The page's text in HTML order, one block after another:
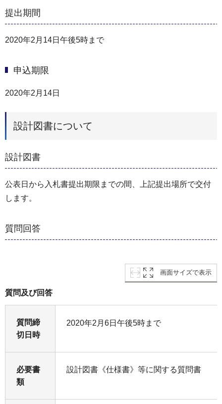
提出期間
2020年2月14日午後5時まで
申込期限
2020年2月14日
設計図書について
設計図書
公表日から入札書提出期限までの間、上記提出場所で交付
します。
質問回答
画面サイズで表示
質問及び回答
質問締
切日時
2020年2月6日午後5時まで
必要書
類
設計図書《仕様書》等に関する質問書